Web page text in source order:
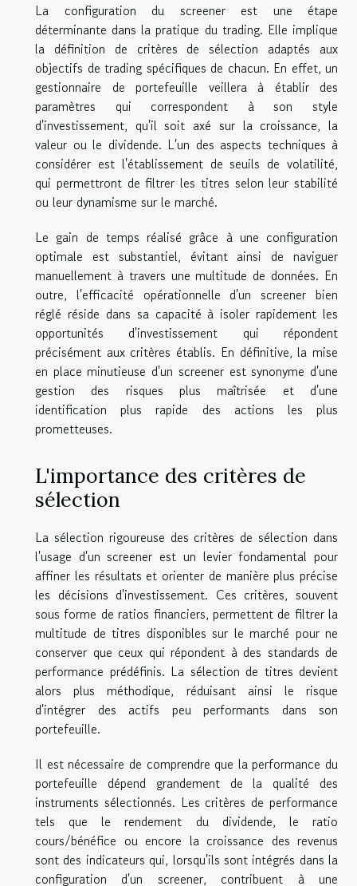
La configuration du screener est une étape
déterminante dans la pratique du trading. Elle implique
la définition de critères de sélection adaptés aux
objectifs de trading spécifiques de chacun. En effet, un
gestionnaire de portefeuille veillera à établir des
paramètres qui correspondent à son style
d'investissement, qu'il soit axé sur la croissance, la
valeur ou le dividende. L'un des aspects techniques à
considérer est l'établissement de seuils de volatilité,
qui permettront de filtrer les titres selon leur stabilité
ou leur dynamisme sur le marché.
Le gain de temps réalisé grâce à une configuration
optimale est substantiel, évitant ainsi de naviguer
manuellement à travers une multitude de données. En
outre, l'efficacité opérationnelle d'un screener bien
réglé réside dans sa capacité à isoler rapidement les
opportunités d'investissement qui répondent
précisément aux critères établis. En définitive, la mise
en place minutieuse d'un screener est synonyme d'une
gestion des risques plus maîtrisée et d'une
identification plus rapide des actions les plus
prometteuses.
L'importance des critères de
sélection
La sélection rigoureuse des critères de sélection dans
l'usage d'un screener est un levier fondamental pour
affiner les résultats et orienter de manière plus précise
les décisions d'investissement. Ces critères, souvent
sous forme de ratios financiers, permettent de filtrer la
multitude de titres disponibles sur le marché pour ne
conserver que ceux qui répondent à des standards de
performance prédéfinis. La sélection de titres devient
alors plus méthodique, réduisant ainsi le risque
d'intégrer des actifs peu performants dans son
portefeuille.
Il est nécessaire de comprendre que la performance du
portefeuille dépend grandement de la qualité des
instruments sélectionnés. Les critères de performance
tels que le rendement du dividende, le ratio
cours/bénéfice ou encore la croissance des revenus
sont des indicateurs qui, lorsqu'ils sont intégrés dans la
configuration d'un screener, contribuent à une